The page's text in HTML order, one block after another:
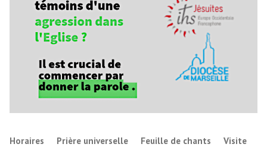
Horaires Prière universelle Feuille de chants Visite